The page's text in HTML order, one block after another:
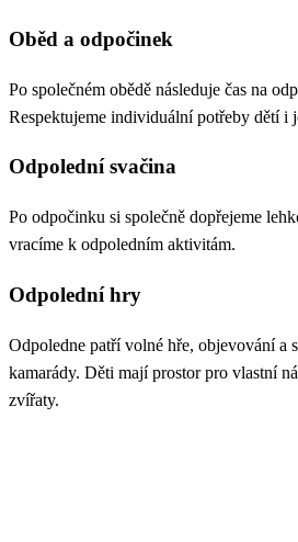
Oběd a odpočinek
Po společném obědě následuje čas na
Respektujeme individuální potřeby dětí i
Odpolední svačina
Po odpočinku si společně dopřejeme
vracíme k odpoledním aktivitám.
Odpolední hry
Odpoledne patří volné hře, objevování a
kamarády. Děti mají prostor pro vlastní
zvířaty.